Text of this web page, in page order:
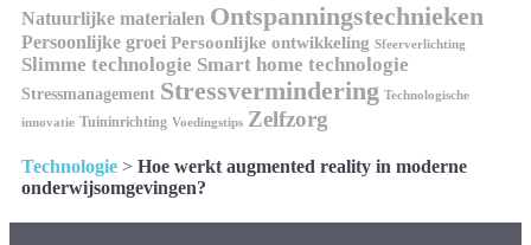
Natuurlijke materialen Ontspanningstechnieken
Persoonlijke groei Persoonlijke ontwikkeling Sfeerverlichting
Slimme technologie Smart home technologie
Stressmanagement Stressvermindering Technologische
innovatie Tuininrichting Voedingstips Zelfzorg
Technologie > Hoe werkt augmented reality in moderne
onderwijsomgevingen?